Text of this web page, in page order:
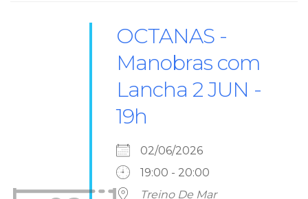
OCTANAS -
Manobras com
Lancha 2 JUN -
19h
02/06/2026
19:00 - 20:00
Treino De Mar